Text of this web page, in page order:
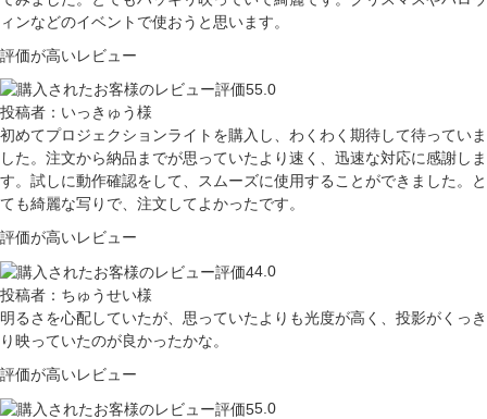
ィンなどのイベントで使おうと思います。
評価が高いレビュー
5.0
投稿者：いっきゅう様
初めてプロジェクションライトを購入し、わくわく期待して待っていま
した。注文から納品までが思っていたより速く、迅速な対応に感謝しま
す。試しに動作確認をして、スムーズに使用することができました。と
ても綺麗な写りで、注文してよかったです。
評価が高いレビュー
4.0
投稿者：ちゅうせい様
明るさを心配していたが、思っていたよりも光度が高く、投影がくっき
り映っていたのが良かったかな。
評価が高いレビュー
5.0